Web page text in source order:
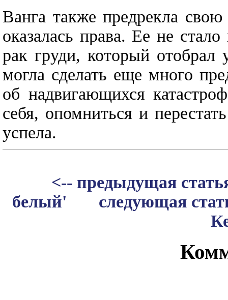
Ванга также предрекла
оказалась права. Ее не
рак груди, который
могла сделать еще много
об надвигающихся
себя, опомниться и
успела.
<-- предыдущая
белый'
следующая